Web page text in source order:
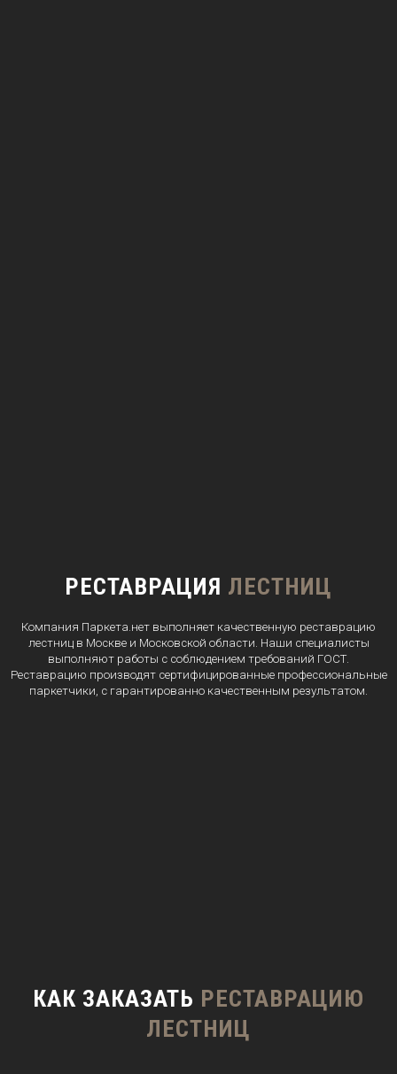
РЕСТАВРАЦИЯ ЛЕСТНИЦ
Компания Паркета.нет выполняет качественную реставрацию
лестниц в Москве и Московской области. Наши специалисты
выполняют работы с соблюдением требований ГОСТ.
Реставрацию производят сертифицированные профессиональные
паркетчики, с гарантированно качественным результатом.
КАК ЗАКАЗАТЬ РЕСТАВРАЦИЮ
ЛЕСТНИЦ